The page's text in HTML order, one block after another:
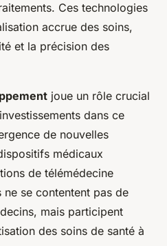
Ces technologies
accrue des soins,
et la précision des
joue un rôle crucial
dans ce
de nouvelles
médicaux
de télémédecine
se contentent pas de
mais participent
des soins de santé à